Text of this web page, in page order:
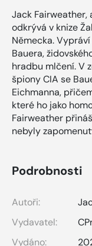
Jack Fairweather,
odkrývá v knize
Německa.
Bauera,
hradbu mlčení. V
špiony CIA se
Eichmanna,
které ho jako
Fairweather
nebyly
Podrobnosti
Autoři:
Vydavatel:
Vydáno: